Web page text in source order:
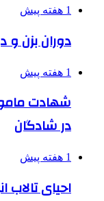
1 هفته پیش
دوران بزن و
1 هفته پیش
شهادت
در شادگان
1 هفته پیش
احیای تالاب